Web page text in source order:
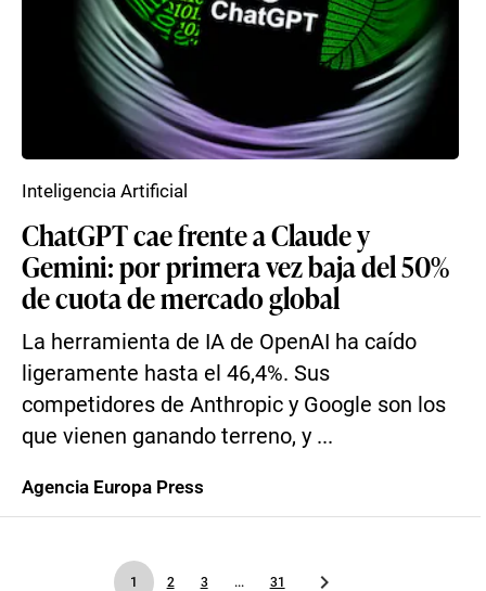
ChatGPT cae frente a Claude y
Gemini: por primera vez baja del 50%
de cuota de mercado global
La herramienta de IA de OpenAI ha caído
ligeramente hasta el 46,4%. Sus
competidores de Anthropic y Google son los
que vienen ganando terreno, y ...
Inteligencia Artificial
Agencia Europa Press
1 2 3 ... 31